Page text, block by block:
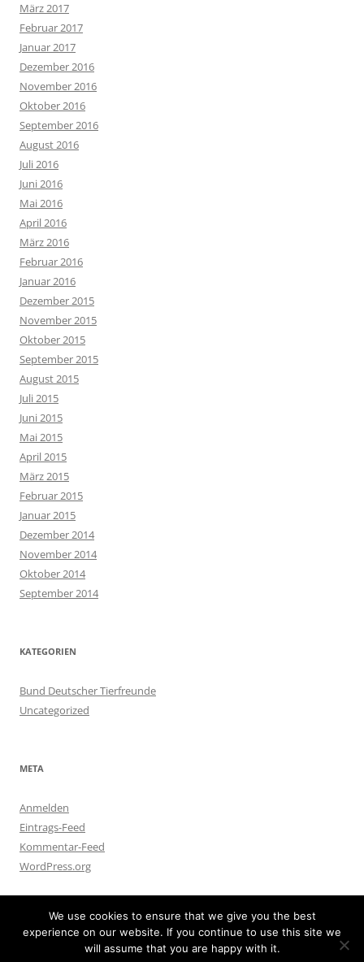
März 2017
Februar 2017
Januar 2017
Dezember 2016
November 2016
Oktober 2016
September 2016
August 2016
Juli 2016
Juni 2016
Mai 2016
April 2016
März 2016
Februar 2016
Januar 2016
Dezember 2015
November 2015
Oktober 2015
September 2015
August 2015
Juli 2015
Juni 2015
Mai 2015
April 2015
März 2015
Februar 2015
Januar 2015
Dezember 2014
November 2014
Oktober 2014
September 2014
KATEGORIEN
Bund Deutscher Tierfreunde
Uncategorized
META
Anmelden
Eintrags-Feed
Kommentar-Feed
WordPress.org
We use cookies to ensure that we give you the best
experience on our website. If you continue to use this site we
will assume that you are happy with it.